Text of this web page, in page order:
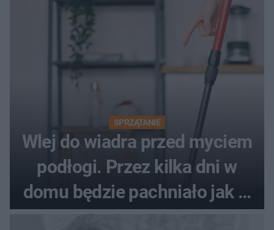
SPRZĄTANIE
Wlej do wiadra przed myciem
podłogi. Przez kilka dni w
domu będzie pachniało jak w
hotelu